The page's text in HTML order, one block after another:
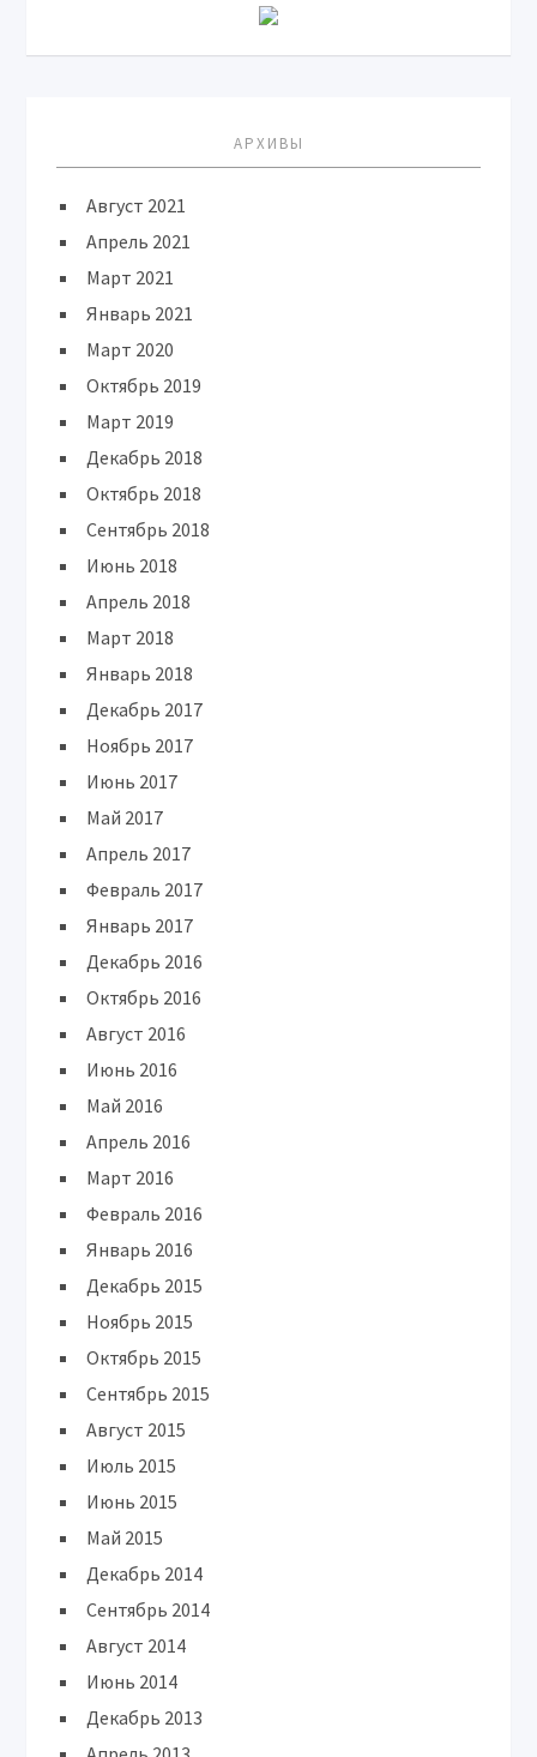
АРХИВЫ
Август 2021
Апрель 2021
Март 2021
Январь 2021
Март 2020
Октябрь 2019
Март 2019
Декабрь 2018
Октябрь 2018
Сентябрь 2018
Июнь 2018
Апрель 2018
Март 2018
Январь 2018
Декабрь 2017
Ноябрь 2017
Июнь 2017
Май 2017
Апрель 2017
Февраль 2017
Январь 2017
Декабрь 2016
Октябрь 2016
Август 2016
Июнь 2016
Май 2016
Апрель 2016
Март 2016
Февраль 2016
Январь 2016
Декабрь 2015
Ноябрь 2015
Октябрь 2015
Сентябрь 2015
Август 2015
Июль 2015
Июнь 2015
Май 2015
Декабрь 2014
Сентябрь 2014
Август 2014
Июнь 2014
Декабрь 2013